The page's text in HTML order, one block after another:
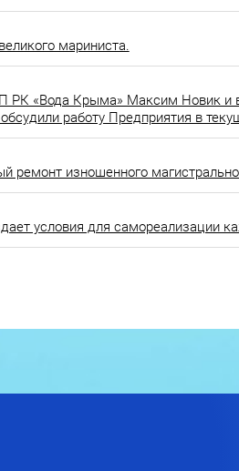
мариниста.
РК «Вода Крыма» Максим Новик и
работу Предприятия в
ремонт изношенного
условия для самореализации